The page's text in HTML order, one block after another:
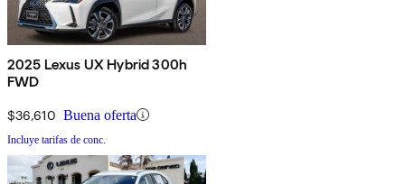
2025 Lexus UX Hybrid 300h
FWD
$36,610 Buena oferta
Incluye tarifas de conc.